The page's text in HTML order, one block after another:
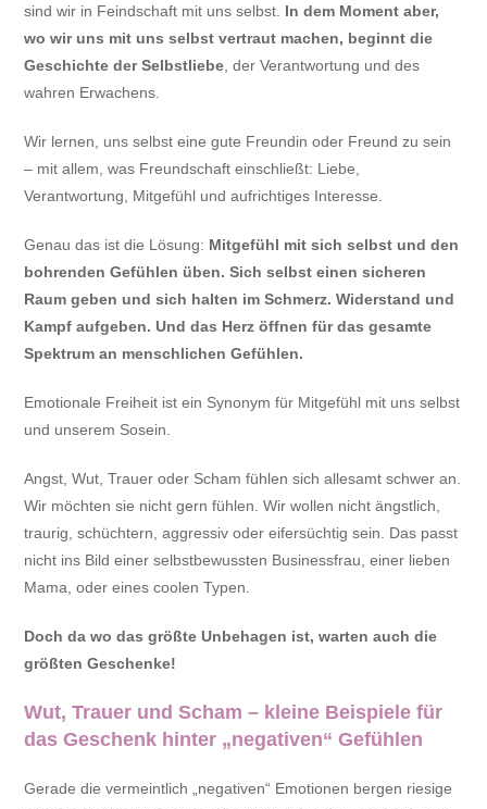
sind wir in Feindschaft mit uns selbst. In dem Moment aber,
wo wir uns mit uns selbst vertraut machen, beginnt die
Geschichte der Selbstliebe , der Verantwortung und des
wahren Erwachens.
Wir lernen, uns selbst eine gute Freundin oder Freund zu sein
– mit allem, was Freundschaft einschließt: Liebe,
Verantwortung, Mitgefühl und aufrichtiges Interesse.
Genau das ist die Lösung: Mitgefühl mit sich selbst und den
bohrenden Gefühlen üben. Sich selbst einen sicheren
Raum geben und sich halten im Schmerz. Widerstand und
Kampf aufgeben. Und das Herz öffnen für das gesamte
Spektrum an menschlichen Gefühlen.
Emotionale Freiheit ist ein Synonym für Mitgefühl mit uns selbst
und unserem Sosein.
Angst, Wut, Trauer oder Scham fühlen sich allesamt schwer an.
Wir möchten sie nicht gern fühlen. Wir wollen nicht ängstlich,
traurig, schüchtern, aggressiv oder eifersüchtig sein. Das passt
nicht ins Bild einer selbstbewussten Businessfrau, einer lieben
Mama, oder eines coolen Typen.
Doch da wo das größte Unbehagen ist, warten auch die
größten Geschenke!
Wut, Trauer und Scham – kleine Beispiele für
das Geschenk hinter „negativen“ Gefühlen
Gerade die vermeintlich „negativen“ Emotionen bergen riesige